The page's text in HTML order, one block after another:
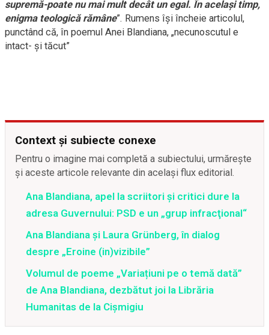
supremă-poate nu mai mult decât un egal. În acelaşi timp,
enigma teologică rămâne”. Rumens îşi încheie articolul,
punctând că, în poemul Anei Blandiana, „necunoscutul e
intact- şi tăcut”
Context și subiecte conexe
Pentru o imagine mai completă a subiectului, urmărește
și aceste articole relevante din același flux editorial.
Ana Blandiana, apel la scriitori şi critici dure la
adresa Guvernului: PSD e un „grup infracţional“
Ana Blandiana și Laura Grünberg, în dialog
despre „Eroine (in)vizibile”
Volumul de poeme „Variațiuni pe o temă dată”
de Ana Blandiana, dezbătut joi la Librăria
Humanitas de la Cișmigiu